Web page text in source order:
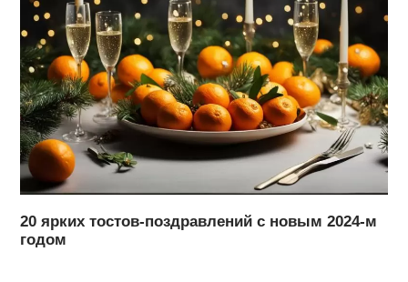
20 ярких тостов-поздравлений с новым 2024-м
годом